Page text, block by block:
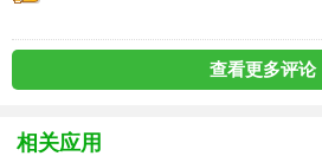
查看更多评论
相关应用